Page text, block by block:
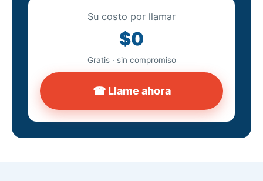
Su costo por llamar
$0
Gratis · sin compromiso
☎ Llame ahora